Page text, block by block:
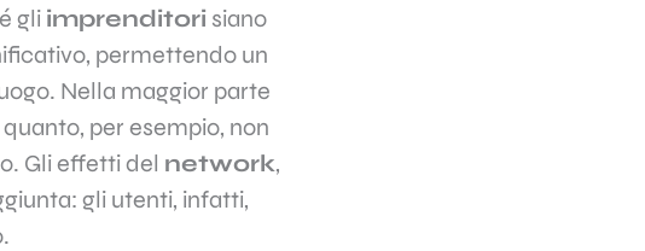
gli imprenditori siano
permettendo un
Nella maggior parte
per esempio, non
Gli effetti del network,
gli utenti, infatti,